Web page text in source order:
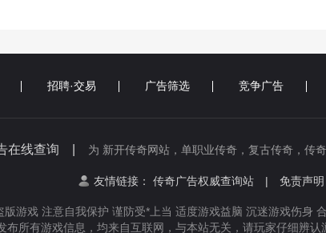
招聘·交易 广告筛选 竞争广告
在线查询 | 为 新开传奇网站，单职业传奇，复古传奇，传
友情链接： 传奇广告权威查询站 | 免责声明
版游戏 注意自我保护 谨防受*上当 适度游戏益脑 沉迷游戏伤身
布所有游戏信息，均来自互联网，与本站无关，请玩家仔细辨